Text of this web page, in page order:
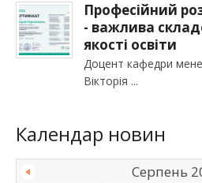
Професійний
- важлива
якості освіти
Доцент кафедри
Вікторія
Календар новин
Серпень